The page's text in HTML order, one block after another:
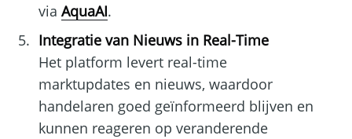
via AquaAI.
Integratie van Nieuws in Real-Time
Het platform levert real-time
marktupdates en nieuws, waardoor
handelaren goed geïnformeerd blijven en
kunnen reageren op veranderende